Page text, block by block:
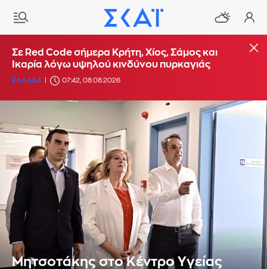
Σε Red Code σήμερα Κρήτη, Χίος, Σάμος και
Ικαρία λόγω υψηλού κινδύνου πυρκαγιάς
ΕΛΛΑΔΑ 07:42, 08.08.2026
Μητσοτάκης στο Κέντρο Υγείας